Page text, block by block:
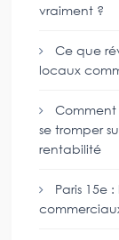
vraiment ?
Ce que
locaux
Comment
se tromper
rentabilité
Paris 15e